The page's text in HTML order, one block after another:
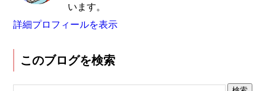
います。
詳細プロフィールを表示
このブログを検索